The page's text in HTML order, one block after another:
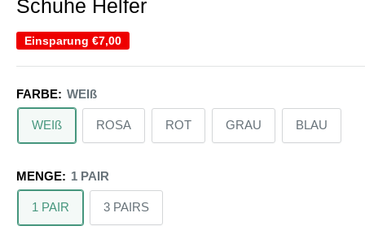
Schuhe Helfer
Einsparung €7,00
FARBE: WEIß
WEIß ROSA ROT GRAU BLAU
MENGE: 1 PAIR
1 PAIR 3 PAIRS